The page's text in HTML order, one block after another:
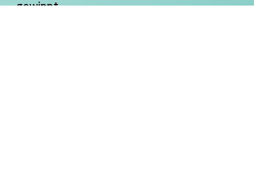
gewinnt.